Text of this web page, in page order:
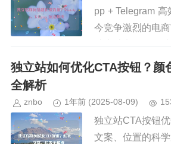
pp + Telegram
今竞争激烈的电
越来越意识到私
于依赖平台流量
独立站如何优化CTA按钮？颜
全解析
znbo 1年前 (2025-08-09)
独立站CTA按钮
文案、位置的科